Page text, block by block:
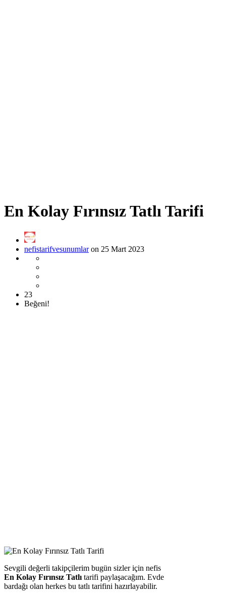
En Kolay Fırınsız Tatlı Tarifi
nefistarifvesunumlaron 25 Mart 2023
23
Beğeni!
Sevgili değerli takipçilerim bugün sizler için nefis
En Kolay Fırınsız Tatlı tarifi paylaşacağım. Evde
bardağı olan herkes bu tatlı tarifini hazırlayabilir.